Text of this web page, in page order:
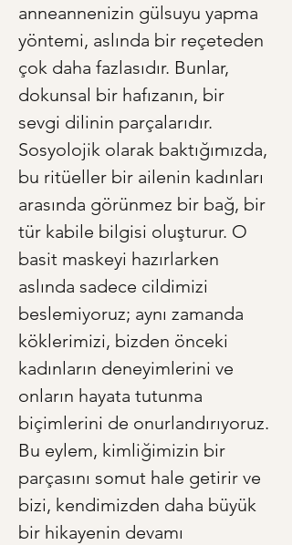
anneannenizin gülsuyu yapma
yöntemi, aslında bir reçeteden
çok daha fazlasıdır. Bunlar,
dokunsal bir hafızanın, bir
sevgi dilinin parçalarıdır.
Sosyolojik olarak baktığımızda,
bu ritüeller bir ailenin kadınları
arasında görünmez bir bağ, bir
tür kabile bilgisi oluşturur. O
basit maskeyi hazırlarken
aslında sadece cildimizi
beslemiyoruz; aynı zamanda
köklerimizi, bizden önceki
kadınların deneyimlerini ve
onların hayata tutunma
biçimlerini de onurlandırıyoruz.
Bu eylem, kimliğimizin bir
parçasını somut hale getirir ve
bizi, kendimizden daha büyük
bir hikayenin devamı